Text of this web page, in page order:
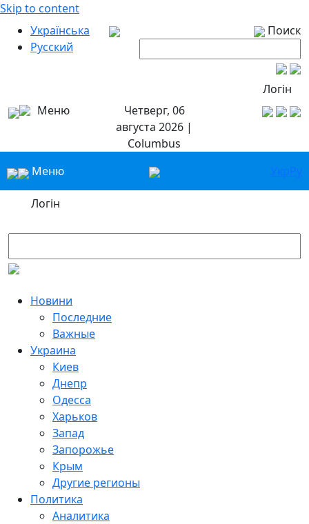
Skip to content
Українська
Русский
Поиск
Логін
Меню
Четверг, 06
августа 2026 |
Columbus
Меню
УкрРу
Логін
Новини
Последние
Важные
Украина
Киев
Днепр
Одесса
Харьков
Запад
Запорожье
Крым
Другие регионы
Политика
Аналитика